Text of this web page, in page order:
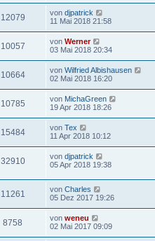
12079 von djpatrick
11 Mai 2018 21:58
10057 von Werner
03 Mai 2018 20:34
10664 von Wilfried Albishausen
02 Mai 2018 16:20
10785 von MichaGreen
19 Apr 2018 18:26
15484 von Tex
11 Apr 2018 10:12
32910 von djpatrick
05 Apr 2018 19:38
11261 von Charles
05 Dez 2017 19:26
8758 von weneu
02 Mai 2017 09:09